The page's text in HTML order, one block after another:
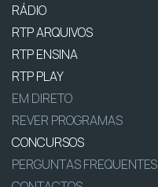
RÁDIO
RTP ARQUIVOS
RTP ENSINA
RTP PLAY
EM DIRETO
REVER PROGRAMAS
CONCURSOS
PERGUNTAS FREQUENTES